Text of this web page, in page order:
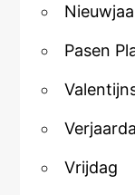
Pasen
Vrijdag